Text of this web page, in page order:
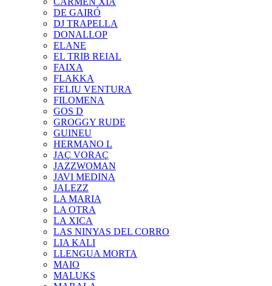
DE GAIRÓ
DJ TRAPELLA
DONALLOP
ELANE
EL TRIB REIAL
FAIXA
FLAKKA
FELIU VENTURA
FILOMENA
GOS D
GROGGY RUDE
GUINEU
HERMANO L
JAÇ VORAÇ
JAZZWOMAN
JAVI MEDINA
JALEZZ
LA MARIA
LA OTRA
LA XICA
LAS NINYAS DEL CORRO
LIA KALI
LLENGUA MORTA
MAIO
MALUKS